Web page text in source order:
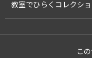
教室でひらくコレクシ
こ